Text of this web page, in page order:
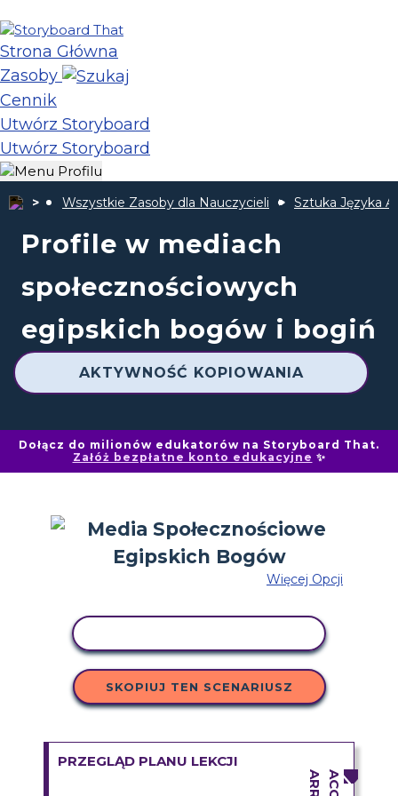
Strona Główna
Zasoby
Cennik
Utwórz Storyboard
Utwórz Storyboard
Wszystkie Zasoby dla Nauczycieli Sztuka Języka
Profile w mediach
społecznościowych
egipskich bogów i bogiń
AKTYWNOŚĆ KOPIOWANIA
Dołącz do milionów edukatorów na Storyboard That.
Załóż bezpłatne konto edukacyjne ✨
Więcej Opcji
SKOPIUJ TEN SCENARIUSZ
PRZEGLĄD PLANU LEKCJI